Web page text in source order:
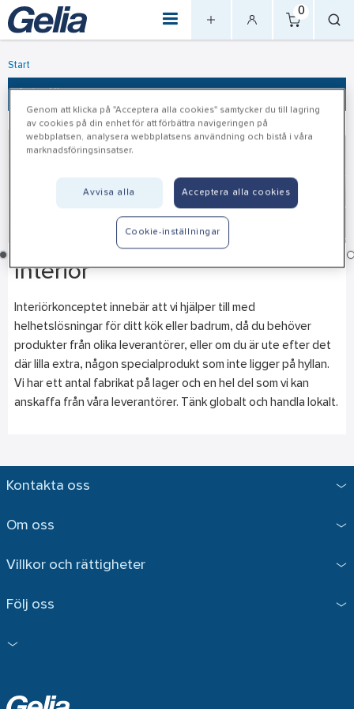
0
Start
Interiör
Interiör
Interiörkonceptet innebär att vi hjälper till med
helhetslösningar för ditt kök eller badrum, då du behöver
produkter från olika leverantörer, eller om du är ute efter det
där lilla extra, någon specialprodukt som inte ligger på hyllan.
Vi har ett antal fabrikat på lager och en hel del som vi kan
anskaffa från våra leverantörer. Tänk globalt och handla lokalt.
Kontakta oss
Om oss
Villkor och rättigheter
Följ oss
Genom att klicka på "Acceptera alla cookies" samtycker du till lagring
av cookies på din enhet för att förbättra navigeringen på
webbplatsen, analysera webbplatsens användning och bistå i våra
marknadsföringsinsatser.
Avvisa alla Acceptera alla cookies
Cookie-inställningar